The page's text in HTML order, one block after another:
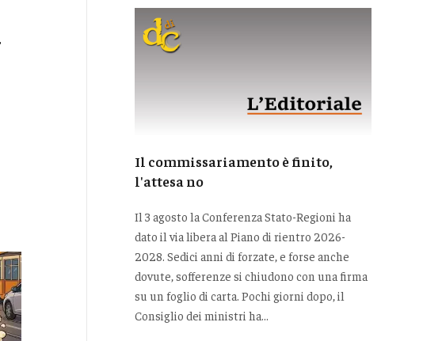
Il commissariamento è finito,
l'attesa no
Il 3 agosto la Conferenza Stato-Regioni ha
dato il via libera al Piano di rientro 2026-
2028. Sedici anni di forzate, e forse anche
dovute, sofferenze si chiudono con una firma
su un foglio di carta. Pochi giorni dopo, il
Consiglio dei ministri ha...